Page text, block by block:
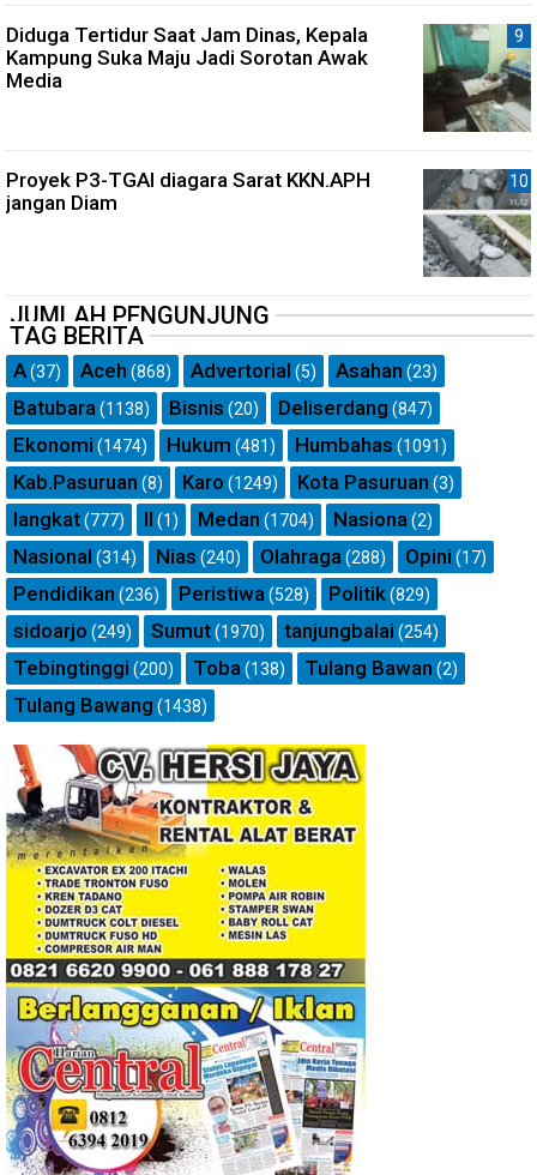
Diduga Tertidur Saat Jam Dinas, Kepala
Kampung Suka Maju Jadi Sorotan Awak
Media
Proyek P3-TGAI diagara Sarat KKN.APH
jangan Diam
JUMLAH PENGUNJUNG
TAG BERITA
A(37) Aceh (868) Advertorial (5) Asahan (23)
Batubara(1138) Bisnis (20) Deliserdang (847)
Ekonomi (1474) Hukum (481) Humbahas (1091)
Kab.Pasuruan (8) Karo (1249) Kota Pasuruan (3)
langkat(777) ll (1) Medan (1704) Nasiona(2)
Nasional (314) Nias (240) Olahraga(288) Opini (17)
Pendidikan (236) Peristiwa(528) Politik(829)
sidoarjo (249) Sumut(1970) tanjungbalai (254)
Tebingtinggi (200) Toba(138) Tulang Bawan (2)
Tulang Bawang (1438)